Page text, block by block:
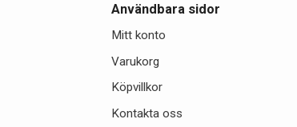
Användbara sidor
Mitt konto
Varukorg
Köpvillkor
Kontakta oss